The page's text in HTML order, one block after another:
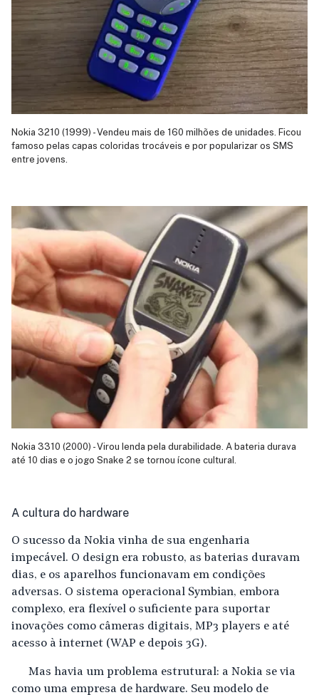
Nokia 3210 (1999) - Vendeu mais de 160 milhões de unidades. Ficou
famoso pelas capas coloridas trocáveis e por popularizar os SMS
entre jovens.
Nokia 3310 (2000) - Virou lenda pela durabilidade. A bateria durava
até 10 dias e o jogo Snake 2 se tornou ícone cultural.
A cultura do hardware
O sucesso da Nokia vinha de sua engenharia
impecável. O design era robusto, as baterias duravam
dias, e os aparelhos funcionavam em condições
adversas. O sistema operacional Symbian, embora
complexo, era flexível o suficiente para suportar
inovações como câmeras digitais, MP3 players e até
acesso à internet (WAP e depois 3G).
Mas havia um problema estrutural: a Nokia se via
como uma empresa de hardware. Seu modelo de